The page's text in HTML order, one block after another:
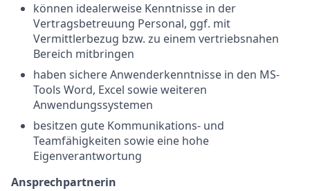
können idealerweise Kenntnisse in der
Vertragsbetreuung Personal, ggf. mit
Vermittlerbezug bzw. zu einem vertriebsnahen
Bereich mitbringen
haben sichere Anwenderkenntnisse in den MS-
Tools Word, Excel sowie weiteren
Anwendungssystemen
besitzen gute Kommunikations- und
Teamfähigkeiten sowie eine hohe
Eigenverantwortung
Ansprechpartnerin